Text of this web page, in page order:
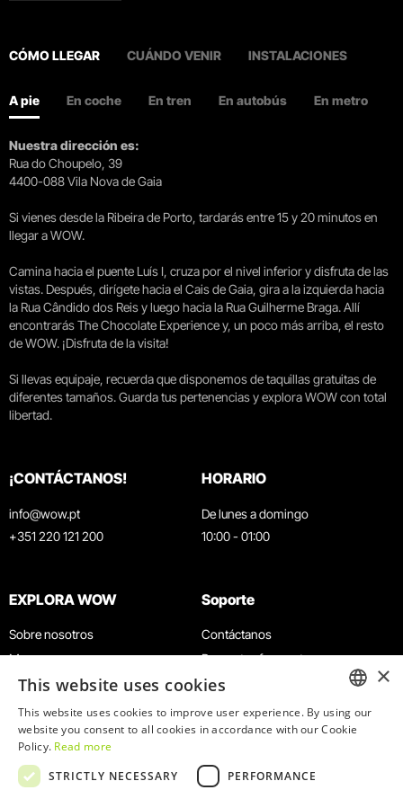
CÓMO LLEGAR CUÁNDO VENIR INSTALACIONES
A pie En coche En tren En autobús En metro
Nuestra dirección es:
Rua do Choupelo, 39
4400-088 Vila Nova de Gaia
Si vienes desde la Ribeira de Porto, tardarás entre 15 y 20 minutos en
llegar a WOW.
Camina hacia el puente Luís I, cruza por el nivel inferior y disfruta de las
vistas. Después, dirígete hacia el Cais de Gaia, gira a la izquierda hacia
la Rua Cândido dos Reis y luego hacia la Rua Guilherme Braga. Allí
encontrarás The Chocolate Experience y, un poco más arriba, el resto
de WOW. ¡Disfruta de la visita!
Si llevas equipaje, recuerda que disponemos de taquillas gratuitas de
diferentes tamaños. Guarda tus pertenencias y explora WOW con total
libertad.
¡CONTÁCTANOS!
info@wow.pt
+351 220 121 200
HORARIO
De lunes a domingo
10:00 - 01:00
EXPLORA WOW
Sobre nosotros
Museos
Agenda
Noticias
Restaurantes
Tarjeta WOW
Grupos y eventos
Soporte
Contáctanos
Preguntas frecuentes
Términos y condiciones
Política de privacidad y cookies
Trabaja con nosotros
Libro de reclamaciones
ENGLISH
×
This website uses cookies
This website uses cookies to improve user experience. By using our
website you consent to all cookies in accordance with our Cookie
Policy. Read more
STRICTLY NECESSARY
PERFORMANCE